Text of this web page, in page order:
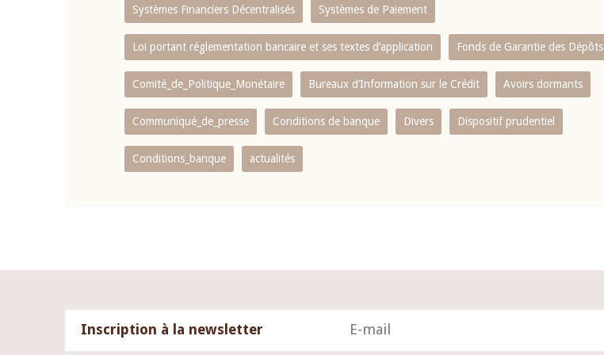
Systèmes Financiers Décentralisés Systèmes de Paiement
Loi portant réglementation bancaire et ses textes d’application Fonds de Garantie des Dépôts
Comité_de_Politique_Monétaire Bureaux d’Information sur le Crédit Avoirs dormants
Communiqué_de_presse Conditions de banque Divers Dispositif prudentiel
Conditions_banque actualités
Inscription à la newsletter